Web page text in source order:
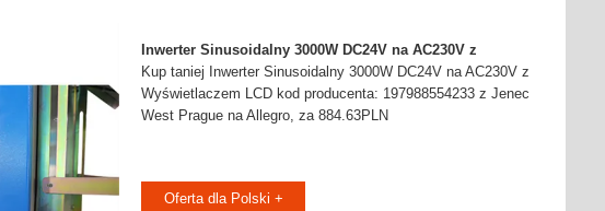
Inwerter Sinusoidalny 3000W DC24V na AC230V z
Kup taniej Inwerter Sinusoidalny 3000W DC24V na AC230V z
Wyświetlaczem LCD kod producenta: 197988554233 z Jenec
West Prague na Allegro, za 884.63PLN
Oferta dla Polski +